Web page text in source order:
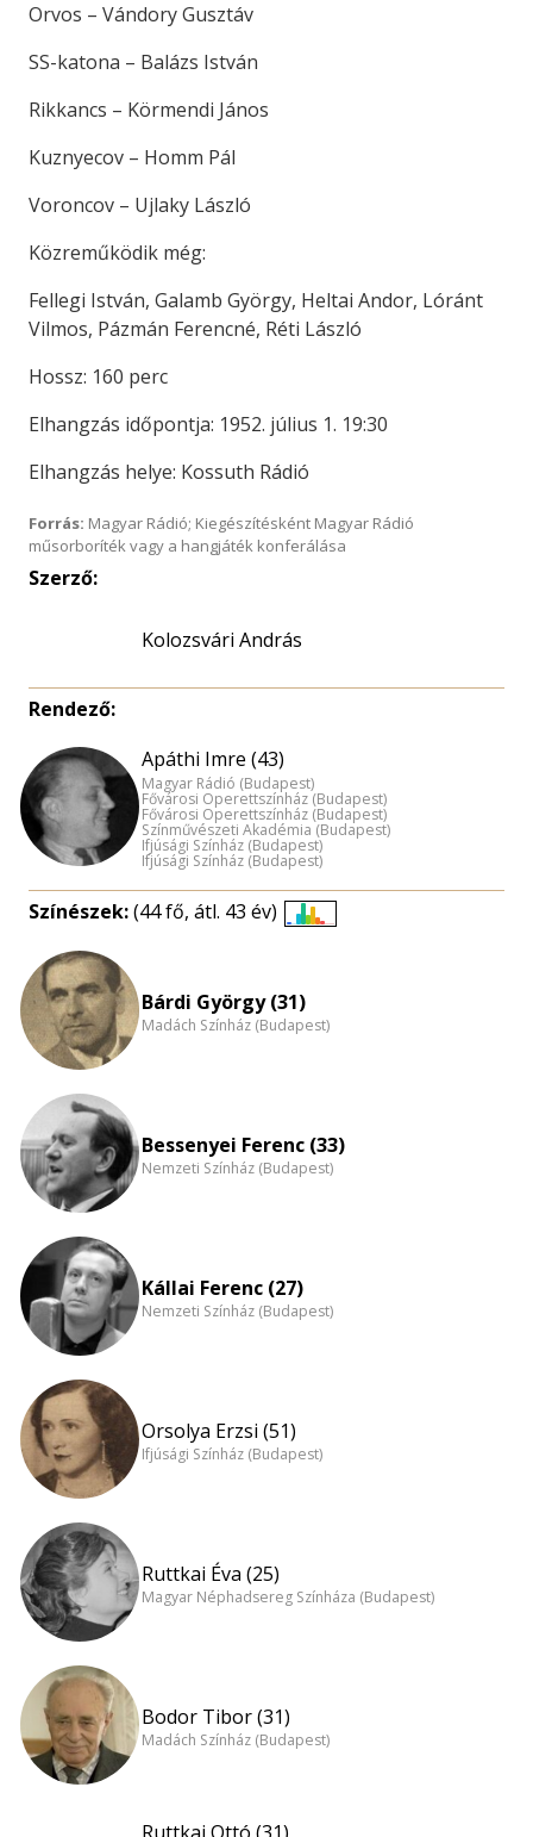
Orvos – Vándory Gusztáv
SS-katona – Balázs István
Rikkancs – Körmendi János
Kuznyecov – Homm Pál
Voroncov – Ujlaky László
Közreműködik még:
Fellegi István, Galamb György, Heltai Andor, Lóránt
Vilmos, Pázmán Ferencné, Réti László
Hossz: 160 perc
Elhangzás időpontja: 1952. július 1. 19:30
Elhangzás helye: Kossuth Rádió
Forrás: Magyar Rádió; Kiegészítésként Magyar Rádió
műsorboríték vagy a hangjáték konferálása
Szerző:
Kolozsvári András
Rendező:
Apáthi Imre (43)
Magyar Rádió (Budapest)
Fővárosi Operettszínház (Budapest)
Fővárosi Operettszínház (Budapest)
Színművészeti Akadémia (Budapest)
Ifjúsági Színház (Budapest)
Ifjúsági Színház (Budapest)
Színészek:(44 fő, átl. 43 év)
Bárdi György (31)
Madách Színház (Budapest)
Bessenyei Ferenc (33)
Nemzeti Színház (Budapest)
Kállai Ferenc (27)
Nemzeti Színház (Budapest)
Orsolya Erzsi (51)
Ifjúsági Színház (Budapest)
Ruttkai Éva (25)
Magyar Néphadsereg Színháza (Budapest)
Bodor Tibor (31)
Madách Színház (Budapest)